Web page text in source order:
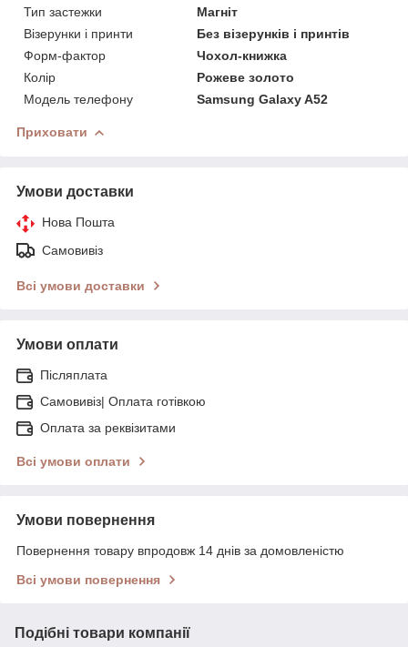
Тип застежки
Магніт
Візерунки і принти
Без візерунків і принтів
Форм-фактор
Чохол-книжка
Колір
Рожеве золото
Модель телефону
Samsung Galaxy A52
Приховати
Умови доставки
Нова Пошта
Самовивіз
Всі умови доставки
Умови оплати
Післяплата
Самовивіз| Оплата готівкою
Оплата за реквізитами
Всі умови оплати
Умови повернення
Повернення товару впродовж 14 днів за домовленістю
Всі умови повернення
Подібні товари компанії